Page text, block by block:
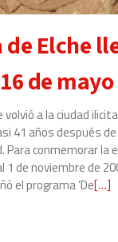
de Elche
de
volvió a la ciudad
41 años después
Para conmemorar la
1 de noviembre de
el programa ‘DeLeer
[…]